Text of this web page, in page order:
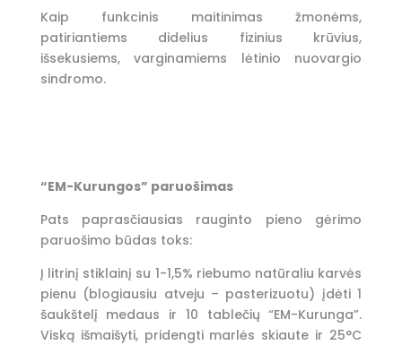
Kaip funkcinis maitinimas žmonėms,
patiriantiems didelius fizinius krūvius,
išsekusiems, varginamiems lėtinio nuovargio
sindromo.
“EM-Kurungos” paruošimas
Pats paprasčiausias rauginto pieno gėrimo
paruošimo būdas toks:
Į litrinį stiklainį su 1-1,5% riebumo natūraliu karvės
pienu (blogiausiu atveju – pasterizuotu) įdėti 1
šaukštelį medaus ir 10 tablečių “EM-Kurunga”.
Viską išmaišyti, pridengti marlės skiaute ir 25°C